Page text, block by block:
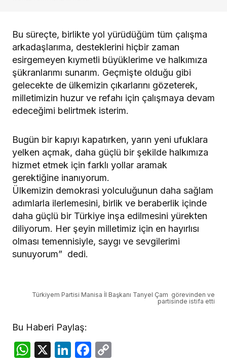
Bu süreçte, birlikte yol yürüdüğüm tüm çalışma
arkadaşlarıma, desteklerini hiçbir zaman
esirgemeyen kıymetli büyüklerime ve halkımıza
şükranlarımı sunarım. Geçmişte olduğu gibi
gelecekte de ülkemizin çıkarlarını gözeterek,
milletimizin huzur ve refahı için çalışmaya devam
edeceğimi belirtmek isterim.
Bugün bir kapıyı kapatırken, yarın yeni ufuklara
yelken açmak, daha güçlü bir şekilde halkımıza
hizmet etmek için farklı yollar aramak
gerektiğine inanıyorum.
Ülkemizin demokrasi yolculuğunun daha sağlam
adımlarla ilerlemesini, birlik ve beraberlik içinde
daha güçlü bir Türkiye inşa edilmesini yürekten
diliyorum. Her şeyin milletimiz için en hayırlısı
olması temennisiyle, saygı ve sevgilerimi
sunuyorum” dedi.
Türkiyem Partisi Manisa İl Başkanı Tanyel Çam görevinden ve
partisinde istifa etti
Bu Haberi Paylaş:
WhatsApp
X LinkedIn
Facebook